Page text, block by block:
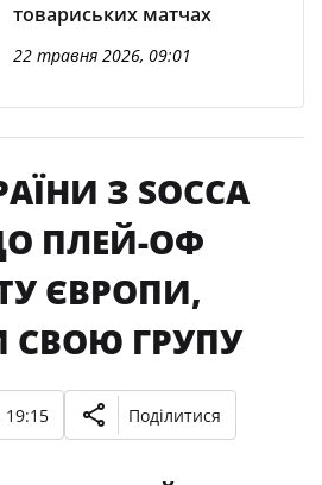
товариських матчах
22 травня 2026, 09:01
З SOCCA
ПЛЕЙ-ОФ
ЄВРОПИ,
СВОЮ ГРУПУ
19:15 Поділитися